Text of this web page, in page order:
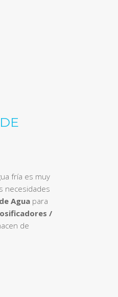
DE
fría es muy
necesidades
Agua para
/
de